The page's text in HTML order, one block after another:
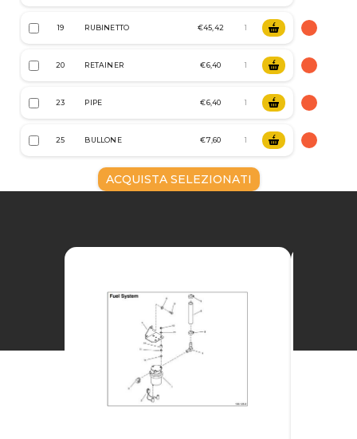
19 RUBINETTO €45,42
20 RETAINER €6,40
23 PIPE €6,40
25 BULLONE €7,60
ACQUISTA SELEZIONATI